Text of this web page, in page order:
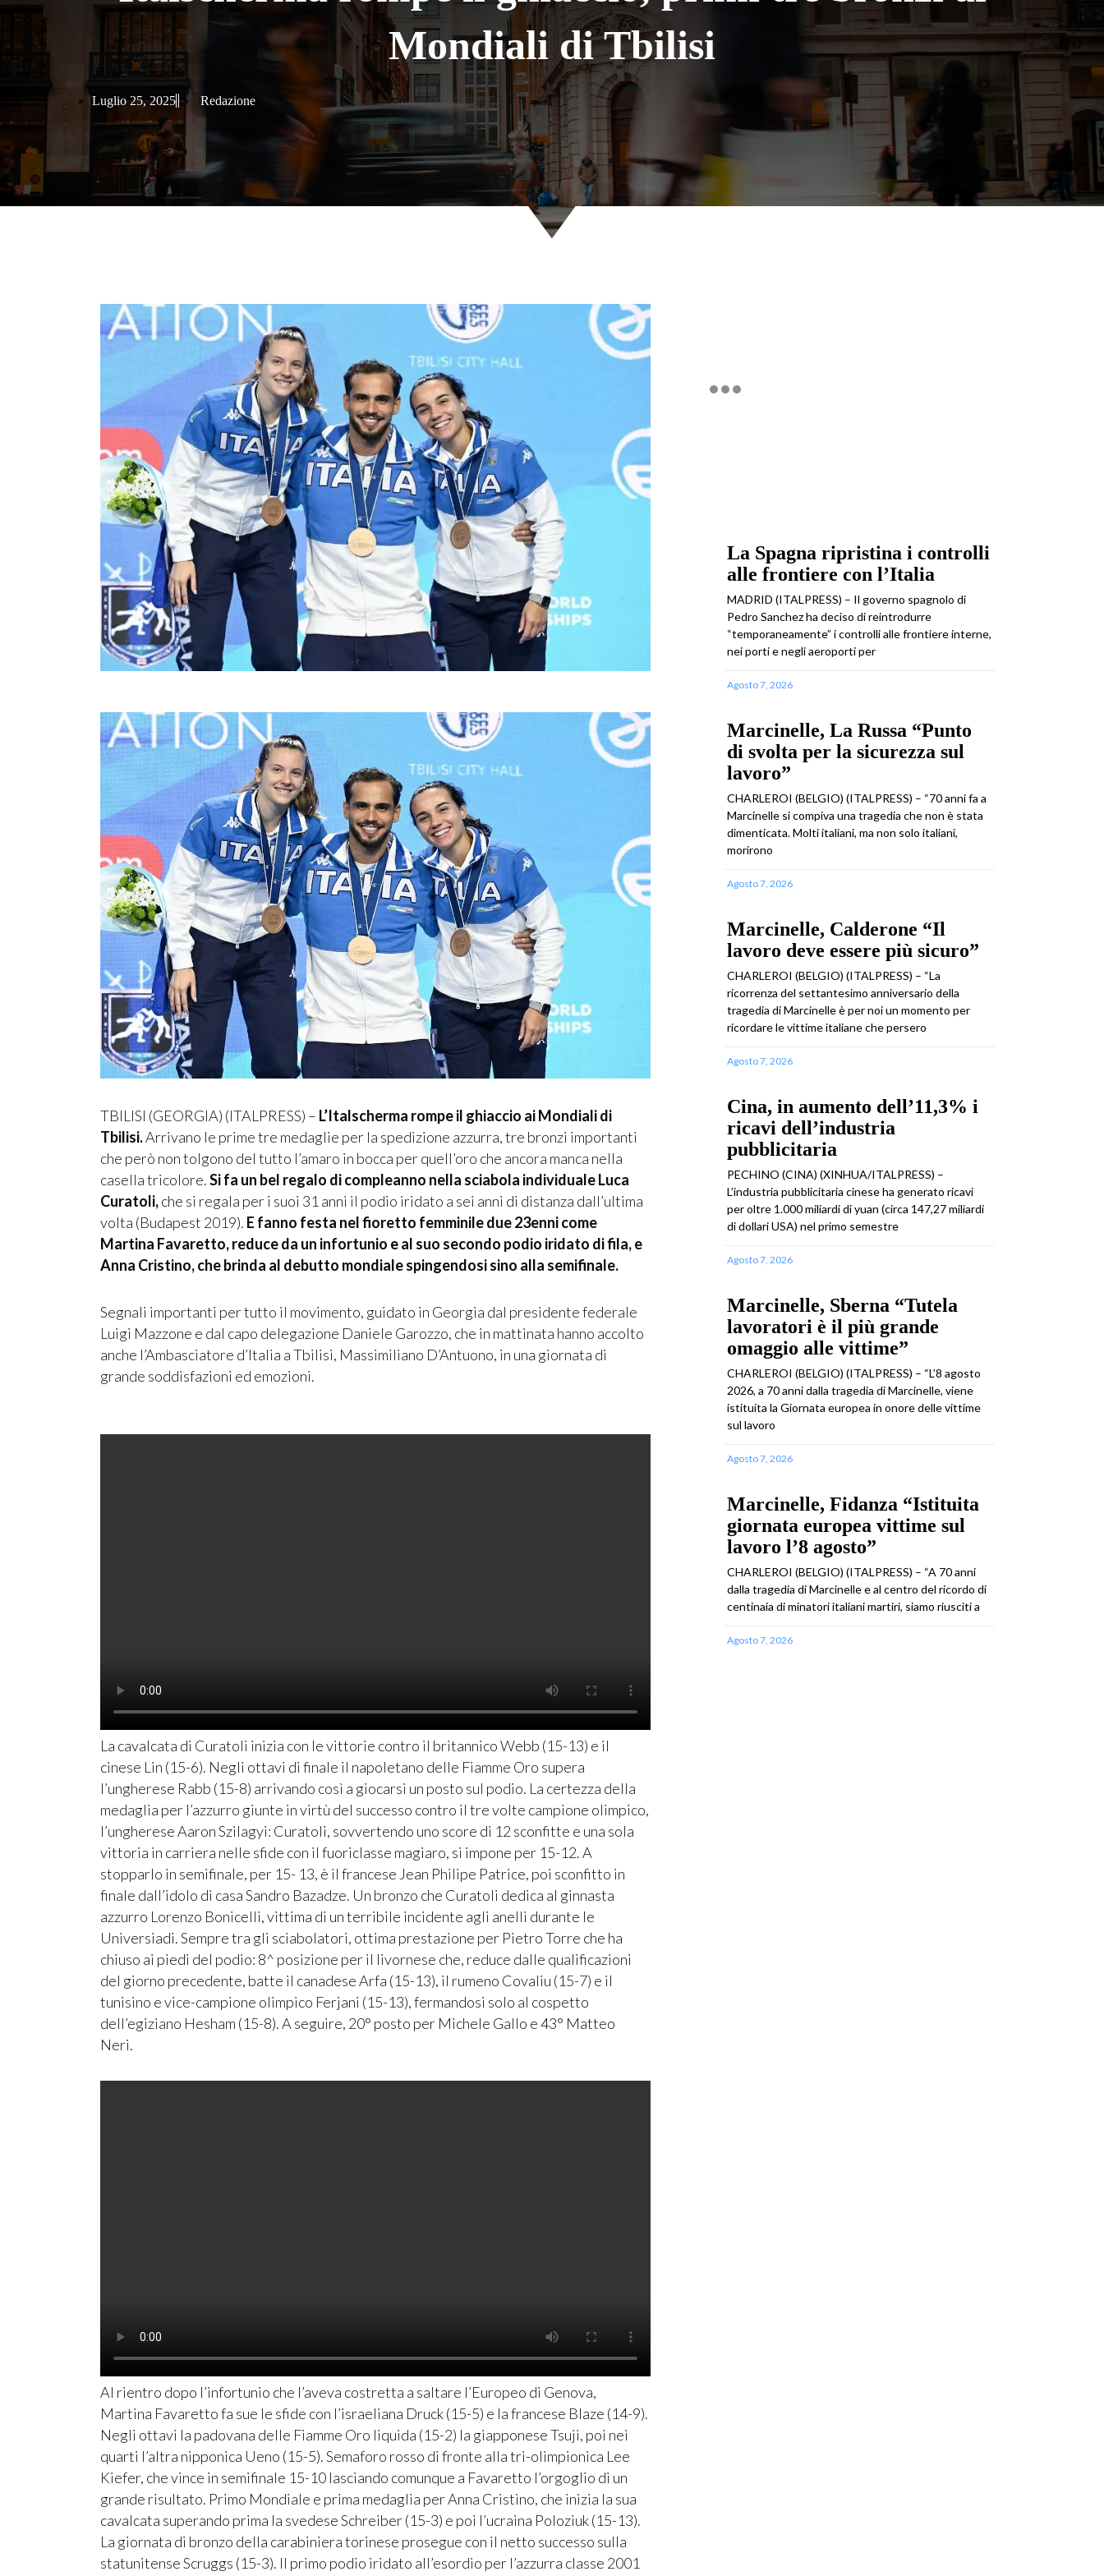
Mondiali di Tbilisi
Luglio 25, 2025 Redazione
TBILISI (GEORGIA) (ITALPRESS) – L’Italscherma rompe il ghiaccio ai Mondiali di
Tbilisi.Arrivano le prime tre medaglie per la spedizione azzurra, tre bronzi importanti
che però non tolgono del tutto l’amaro in bocca per quell’oro che ancora manca nella
casella tricolore.Si fa un bel regalo di compleanno nella sciabola individuale Luca
Curatoli,che si regala per i suoi 31 anni il podio iridato a sei anni di distanza dall’ultima
volta (Budapest 2019). E fanno festa nel fioretto femminile due 23enni come
Martina Favaretto, reduce da un infortunio e al suo secondo podio iridato di fila, e
Anna Cristino, che brinda al debutto mondiale spingendosi sino alla semifinale.
Segnali importanti per tutto il movimento, guidato in Georgia dal presidente federale
Luigi Mazzone e dal capo delegazione Daniele Garozzo, che in mattinata hanno accolto
anche l’Ambasciatore d’Italia a Tbilisi, Massimiliano D’Antuono, in una giornata di
grande soddisfazioni ed emozioni.
La cavalcata di Curatoli inizia con le vittorie contro il britannico Webb (15-13) e il
cinese Lin (15-6). Negli ottavi di finale il napoletano delle Fiamme Oro supera
l’ungherese Rabb (15-8) arrivando così a giocarsi un posto sul podio. La certezza della
medaglia per l’azzurro giunte in virtù del successo contro il tre volte campione olimpico,
l’ungherese Aaron Szilagyi: Curatoli, sovvertendo uno score di 12 sconfitte e una sola
vittoria in carriera nelle sfide con il fuoriclasse magiaro, si impone per 15-12. A
stopparlo in semifinale, per 15- 13, è il francese Jean Philipe Patrice, poi sconfitto in
finale dall’idolo di casa Sandro Bazadze. Un bronzo che Curatoli dedica al ginnasta
azzurro Lorenzo Bonicelli, vittima di un terribile incidente agli anelli durante le
Universiadi. Sempre tra gli sciabolatori, ottima prestazione per Pietro Torre che ha
chiuso ai piedi del podio: 8^ posizione per il livornese che, reduce dalle qualificazioni
del giorno precedente, batte il canadese Arfa (15-13), il rumeno Covaliu (15-7) e il
tunisino e vice-campione olimpico Ferjani (15-13), fermandosi solo al cospetto
dell’egiziano Hesham (15-8). A seguire, 20° posto per Michele Gallo e 43° Matteo
Neri.
Al rientro dopo l’infortunio che l’aveva costretta a saltare l’Europeo di Genova,
Martina Favaretto fa sue le sfide con l’israeliana Druck (15-5) e la francese Blaze (14-9).
Negli ottavi la padovana delle Fiamme Oro liquida (15-2) la giapponese Tsuji, poi nei
quarti l’altra nipponica Ueno (15-5). Semaforo rosso di fronte alla tri-olimpionica Lee
Kiefer, che vince in semifinale 15-10 lasciando comunque a Favaretto l’orgoglio di un
grande risultato. Primo Mondiale e prima medaglia per Anna Cristino, che inizia la sua
cavalcata superando prima la svedese Schreiber (15-3) e poi l’ucraina Poloziuk (15-13).
La giornata di bronzo della carabiniera torinese prosegue con il netto successo sulla
statunitense Scruggs (15-3). Il primo podio iridato all’esordio per l’azzurra classe 2001
La Spagna ripristina i controlli
alle frontiere con l’Italia
MADRID (ITALPRESS) – Il governo spagnolo di
Pedro Sanchez ha deciso di reintrodurre
“temporaneamente” i controlli alle frontiere interne,
nei porti e negli aeroporti per
Agosto 7, 2026
Marcinelle, La Russa “Punto
di svolta per la sicurezza sul
lavoro”
CHARLEROI (BELGIO) (ITALPRESS) – “70 anni fa a
Marcinelle si compiva una tragedia che non è stata
dimenticata. Molti italiani, ma non solo italiani,
morirono
Agosto 7, 2026
Marcinelle, Calderone “Il
lavoro deve essere più sicuro”
CHARLEROI (BELGIO) (ITALPRESS) – “La
ricorrenza del settantesimo anniversario della
tragedia di Marcinelle è per noi un momento per
ricordare le vittime italiane che persero
Agosto 7, 2026
Cina, in aumento dell’11,3% i
ricavi dell’industria
pubblicitaria
PECHINO (CINA) (XINHUA/ITALPRESS) –
L’industria pubblicitaria cinese ha generato ricavi
per oltre 1.000 miliardi di yuan (circa 147,27 miliardi
di dollari USA) nel primo semestre
Agosto 7, 2026
Marcinelle, Sberna “Tutela
lavoratori è il più grande
omaggio alle vittime”
CHARLEROI (BELGIO) (ITALPRESS) – “L’8 agosto
2026, a 70 anni dalla tragedia di Marcinelle, viene
istituita la Giornata europea in onore delle vittime
sul lavoro
Agosto 7, 2026
Marcinelle, Fidanza “Istituita
giornata europea vittime sul
lavoro l’8 agosto”
CHARLEROI (BELGIO) (ITALPRESS) – “A 70 anni
dalla tragedia di Marcinelle e al centro del ricordo di
centinaia di minatori italiani martiri, siamo riusciti a
Agosto 7, 2026